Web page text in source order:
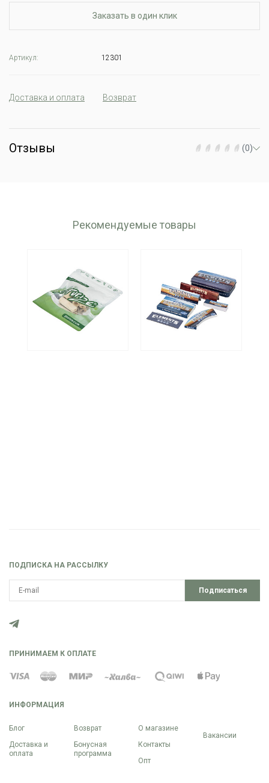
Заказать в один клик
Артикул: 12301
Доставка и оплата Возврат
Отзывы (0)
Рекомендуемые товары
ИНФОРМАЦИЯ
Блог
Доставка и
оплата
Возврат
Бонусная
программа
О магазине
Контакты
Опт
Вакансии
ПОДПИСКА НА РАССЫЛКУ
Подписаться
ПРИНИМАЕМ К ОПЛАТЕ